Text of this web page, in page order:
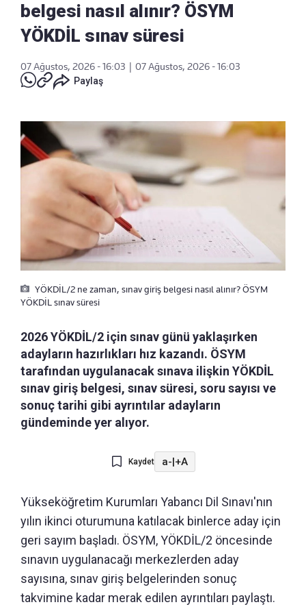
belgesi nasıl alınır? ÖSYM
YÖKDİL sınav süresi
07 Ağustos, 2026 - 16:03
07 Ağustos, 2026 - 16:03
Paylaş
YÖKDİL/2 ne zaman, sınav giriş belgesi nasıl alınır? ÖSYM
YÖKDİL sınav süresi
2026 YÖKDİL/2 için sınav günü yaklaşırken
adayların hazırlıkları hız kazandı. ÖSYM
tarafından uygulanacak sınava ilişkin YÖKDİL
sınav giriş belgesi, sınav süresi, soru sayısı ve
sonuç tarihi gibi ayrıntılar adayların
gündeminde yer alıyor.
Kaydet a-|+A
Yükseköğretim Kurumları Yabancı Dil Sınavı'nın
yılın ikinci oturumuna katılacak binlerce aday için
geri sayım başladı. ÖSYM, YÖKDİL/2 öncesinde
sınavın uygulanacağı merkezlerden aday
sayısına, sınav giriş belgelerinden sonuç
takvimine kadar merak edilen ayrıntıları paylaştı.